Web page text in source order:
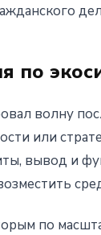
по
волну
или
вывод и
по